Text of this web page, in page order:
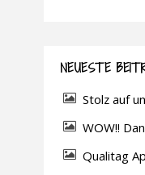
NEUESTE
Stolz auf
WOW!!
Qualitag